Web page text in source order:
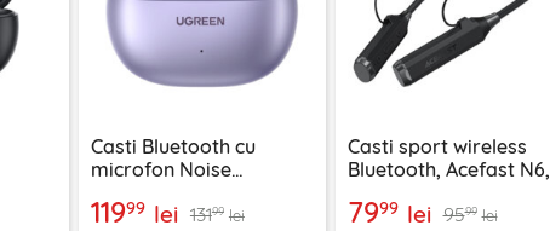
Casti Bluetooth cu
microfon Noise
55430
11999 lei 13199 lei
Casti sport wireless
Bluetooth, Acefast N6,
7999 lei 9599 lei